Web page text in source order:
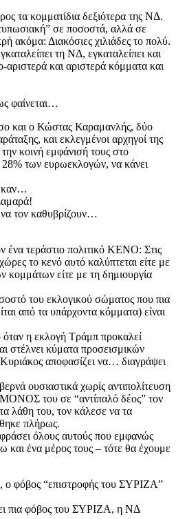
τα κομματίδια δεξιότερα της ΝΔ.
σε ποσοστά, αλλά σε
ακόμα: Διακόσιες χιλιάδες το πολύ.
τη ΝΔ, εγκαταλείπει και
και αριστερά κόμματα και
φαίνεται…
και ο Κώστας Καραμανλής, δύο
και εκλεγμένοι αρχηγοί της
κοινή εμφάνισή τους στο
των ευρωεκλογών, να κάνει
καν…
τον καθυβρίζουν…
ένα τεράστιο πολιτικό ΚΕΝΟ: Στις
το κενό αυτό καλύπτεται είτε με
κομμάτων είτε με τη δημιουργία
του εκλογικού σώματος που πια
από τα υπάρχοντα κόμματα) είναι
όταν η εκλογή Τράμπ προκαλεί
στέλνει κύματα προσεισμικών
αποφασίζει να… διαγράψει
ουσιαστικά χωρίς αντιπολίτευση
ΜΟΝΟΣ του σε “αντίπαλό δέος” τον
λάθη του, τον κάλεσε να τα
πλήρως.
όλους αυτούς που εμφανώς
και ένα μέρος τους – τότε θα έχουμε
ο φόβος “επιστροφής του ΣΥΡΙΖΑ”
πια φόβος του ΣΥΡΙΖΑ, η ΝΔ